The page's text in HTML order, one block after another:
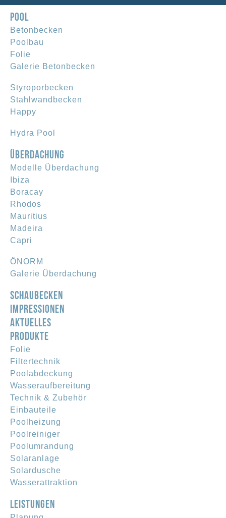
POOL
Betonbecken
Poolbau
Folie
Galerie Betonbecken
Styroporbecken
Stahlwandbecken
Happy
Hydra Pool
ÜBERDACHUNG
Modelle Überdachung
Ibiza
Boracay
Rhodos
Mauritius
Madeira
Capri
ÖNORM
Galerie Überdachung
SCHAUBECKEN
IMPRESSIONEN
AKTUELLES
PRODUKTE
Folie
Filtertechnik
Poolabdeckung
Wasseraufbereitung
Technik & Zubehör
Einbauteile
Poolheizung
Poolreiniger
Poolumrandung
Solaranlage
Solardusche
Wasserattraktion
LEISTUNGEN